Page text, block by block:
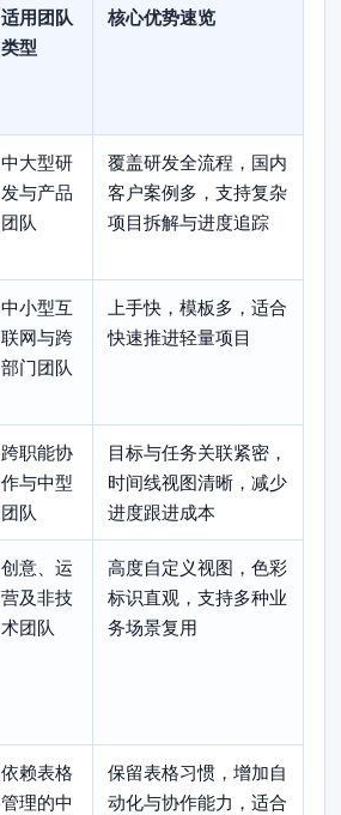
适用团队
类型
核心优势速览
中大型研
发与产品
团队
覆盖研发全流程，国内
客户案例多，支持复杂
项目拆解与进度追踪
中小型互
联网与跨
部门团队
上手快，模板多，适合
快速推进轻量项目
跨职能协
作与中型
团队
目标与任务关联紧密，
时间线视图清晰，减少
进度跟进成本
创意、运
营及非技
术团队
高度自定义视图，色彩
标识直观，支持多种业
务场景复用
依赖表格
管理的中
保留表格习惯，增加自
动化与协作能力，适合